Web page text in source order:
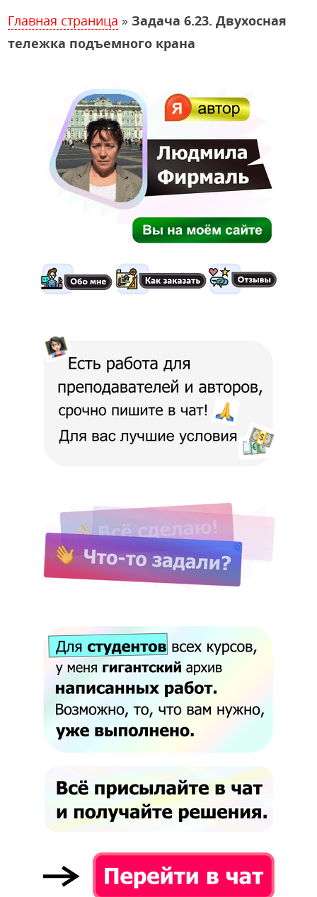
Главная страница » Задача 6.23. Двухосная
тележка подъемного крана